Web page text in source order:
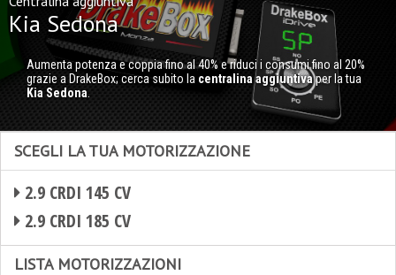
Kia Sedona
Aumenta potenza e coppia fino al 40% e riduci i consumi fino al 20%
grazie a DrakeBox; cerca subito la centralina aggiuntivaper la tua
Kia Sedona.
SCEGLI LA TUA MOTORIZZAZIONE
2.9 CRDI 145 CV
2.9 CRDI 185 CV
LISTA MOTORIZZAZIONI